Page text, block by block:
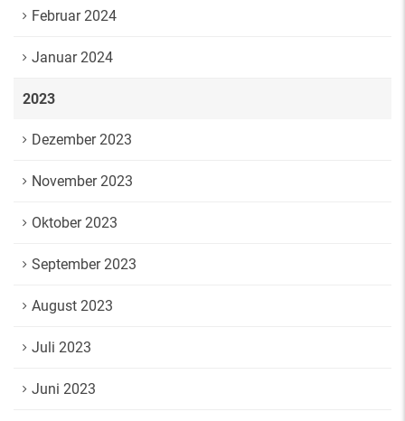
Februar 2024
Januar 2024
2023
Dezember 2023
November 2023
Oktober 2023
September 2023
August 2023
Juli 2023
Juni 2023